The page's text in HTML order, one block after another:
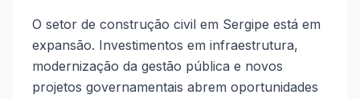
O setor de construção civil em Sergipe está em
expansão. Investimentos em infraestrutura,
modernização da gestão pública e novos
projetos governamentais abrem oportunidades